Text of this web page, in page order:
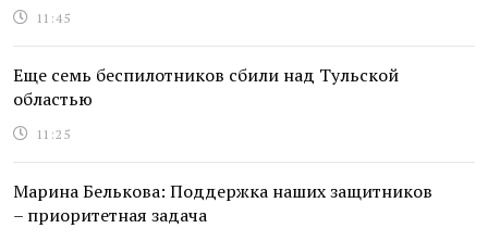
11:45
Еще семь беспилотников сбили над Тульской
областью
11:25
Марина Белькова: Поддержка наших защитников
– приоритетная задача